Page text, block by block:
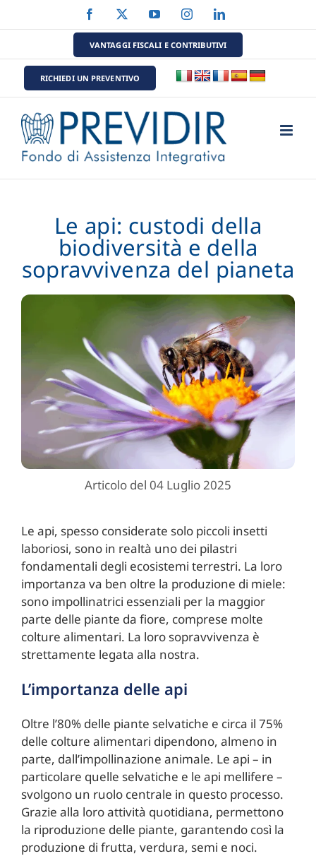
al
Facebook YouTubeInstagramLinkedIn
VANTAGGI FISCALI E CONTRIBUTIVI
RICHIEDI UN PREVENTIVO
Le api: custodi della
biodiversità e della
sopravvivenza del pianeta
Articolo del 04 Luglio 2025
Le api, spesso considerate solo piccoli insetti
laboriosi, sono in realtà uno dei pilastri
fondamentali degli ecosistemi terrestri. La loro
importanza va ben oltre la produzione di miele:
sono impollinatrici essenziali per la maggior
parte delle piante da fiore, comprese molte
colture alimentari. La loro sopravvivenza è
strettamente legata alla nostra.
L’importanza delle api
Oltre l’80% delle piante selvatiche e circa il 75%
delle colture alimentari dipendono, almeno in
parte, dall’impollinazione animale. Le api – in
particolare quelle selvatiche e le api mellifere –
svolgono un ruolo centrale in questo processo.
Grazie alla loro attività quotidiana, permettono
la riproduzione delle piante, garantendo così la
produzione di frutta, verdura, semi e noci.